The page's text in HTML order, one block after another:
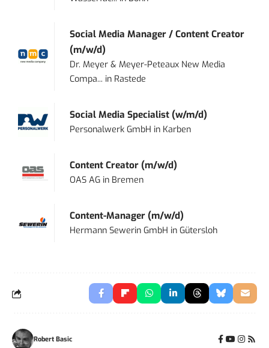
Social Media Manager / Content Creator
(m/w/d)
Dr. Meyer & Meyer-Peteaux New Media
Compa... in Rastede
Social Media Specialist (w/m/d)
Personalwerk GmbH in Karben
Content Creator (m/w/d)
OAS AG in Bremen
Content-Manager (m/w/d)
Hermann Sewerin GmbH inGütersloh
Robert Basic